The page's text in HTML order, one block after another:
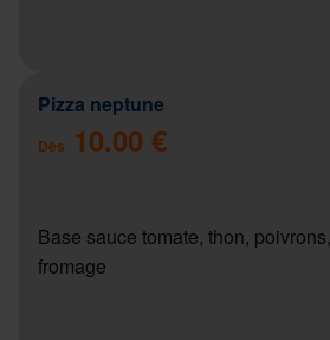
Pizza neptune
Dès 10.00 €
Base sauce tomate, thon,
fromage